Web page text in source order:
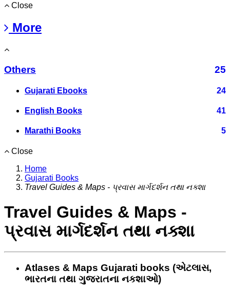
Close
More
Others 25
Gujarati Ebooks 24
English Books 41
Marathi Books 5
Close
Home
Gujarati Books
Travel Guides & Maps - પ્રવાસ માર્ગદર્શન તથા નક્શા
Travel Guides & Maps -
પ્રવાસ માર્ગદર્શન તથા નક્શા
Atlases & Maps Gujarati books (એટલાસ,
ભારતના તથા ગુજરાતના નકશાઓ)